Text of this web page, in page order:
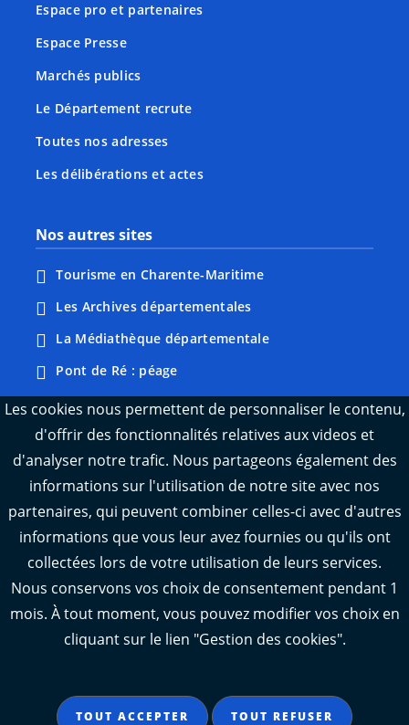
Espace pro et partenaires
Espace Presse
Marchés publics
Le Département recrute
Toutes nos adresses
Les délibérations et actes
Nos autres sites
Tourisme en Charente-Maritime
Les Archives départementales
La Médiathèque départementale
Pont de Ré : péage
Webcams : Ré info trafic
Webcams : Oléron info trafic
Manger 17
L'Observatoire des territoires de Charente-
Maritime
Accessibilité : partiellement conforme
Les cookies nous permettent de personnaliser le contenu,
d'offrir des fonctionnalités relatives aux videos et
d'analyser notre trafic. Nous partageons également des
informations sur l'utilisation de notre site avec nos
partenaires, qui peuvent combiner celles-ci avec d'autres
informations que vous leur avez fournies ou qu'ils ont
collectées lors de votre utilisation de leurs services.
Nous conservons vos choix de consentement pendant 1
mois. À tout moment, vous pouvez modifier vos choix en
cliquant sur le lien "Gestion des cookies".
TOUT ACCEPTER TOUT REFUSER